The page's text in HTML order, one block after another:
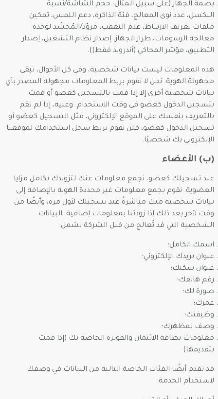
بصمة الجهاز (على سبيل المثال: حجم الشاشة/نسبة
البكسل، عدد نوى المعالج، فئة الذاكرة، دعم اللمس، تمكين
ملفات تعريف الارتباط، عدم التعقب، مزوّد/المُجسِّد لوحدة
معالجة الرسومات، طراز الجهاز، إصدار نظام التشغيل، إصدار
التطبيق، مؤشر المحاكي (أندرويد فقط)).
هذه المعلومات ليست بيانات شخصية، وفي كل الأحوال، تبقى
مجهولة الهوية. نحن لا نقوم بربط المعلومات مجهولة المصدر بأي
بيانات شخصية أخرى إلا إذا قمت بالتسجيل كعضو أو قمت
بتسجيل الدخول كعضو في وقت الاستخدام. وعليه، إذا لم تقم
بالتعريف بنفسك على الموقع الإلكتروني، مثل التسجيل كعضو أو
تسجيل الدخول كعضو، فلن نقوم بربط سجل استخدامك لموقعنا
الإلكتروني بك شخصيًا.
(ب) الأعضاء
عند تسجيلك كعضو، نجمع معلومات عنك لتزويدك بكامل مزايا
العضوية. نقوم بجمع معلومات غير محددة الهوية بالإضافة إلى
بيانات شخصية منك مباشرةً عند تسجيلك لأول مرة، وأيضًا من
وقت لآخر بعد ذلك إذا زودتنا بمعلومات إضافية. البيانات
الشخصية التي قد تُعالج من قبل الشركة تشمل:
اسمك الكامل؛
عنوان بريدك الإلكتروني؛
عنوان سكنك؛
رقم هاتفك؛
صورة لك؛
عمرك؛
وظيفتك؛
وصف لمظهرك؛
معلومات بطاقة الائتمان والفوترة الخاصة بك (إذا قمت
بتقديمها)
قد تقدم أيضًا الفئات الخاصة التالية من البيانات في وصفك
لاستخدام الخدمة: